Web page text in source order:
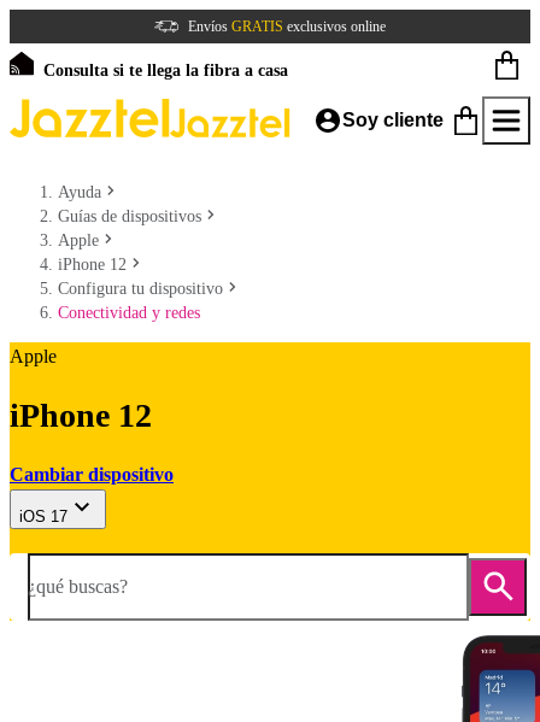
Envíos GRATIS exclusivos online
Consulta si te llega la fibra a casa
Soy cliente
Ayuda
Guías de dispositivos
Apple
iPhone 12
Configura tu dispositivo
Conectividad y redes
Apple
iPhone 12
Cambiar dispositivo
iOS 17
¿qué buscas?